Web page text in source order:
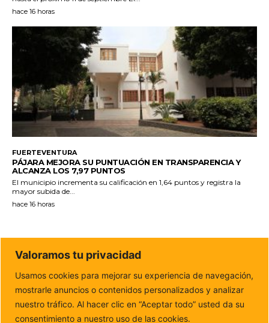
hace 16 horas
FUERTEVENTURA
PÁJARA MEJORA SU PUNTUACIÓN EN TRANSPARENCIA Y
ALCANZA LOS 7,97 PUNTOS
El municipio incrementa su calificación en 1,64 puntos y registra la
mayor subida de...
hace 16 horas